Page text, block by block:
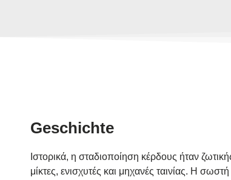
Geschichte
Ιστορικά, η σταδιοποίηση κέρδους ήταν
μίκτες, ενισχυτές και μηχανές ταινίας. Η